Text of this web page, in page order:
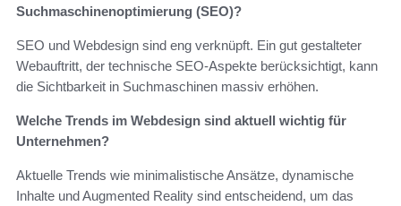
Suchmaschinenoptimierung (SEO)?
SEO und Webdesign sind eng verknüpft. Ein gut gestalteter
Webauftritt, der technische SEO-Aspekte berücksichtigt, kann
die Sichtbarkeit in Suchmaschinen massiv erhöhen.
Welche Trends im Webdesign sind aktuell wichtig für
Unternehmen?
Aktuelle Trends wie minimalistische Ansätze, dynamische
Inhalte und Augmented Reality sind entscheidend, um das